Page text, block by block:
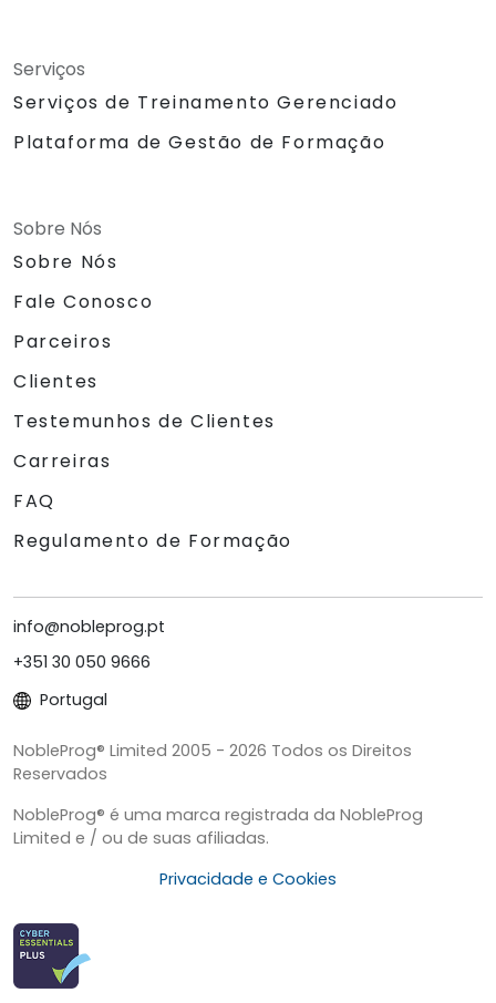
Serviços
Serviços de Treinamento Gerenciado
Plataforma de Gestão de Formação
Sobre Nós
Sobre Nós
Fale Conosco
Parceiros
Clientes
Testemunhos de Clientes
Carreiras
FAQ
Regulamento de Formação
info@nobleprog.pt
+351 30 050 9666
Portugal
NobleProg® Limited 2005 - 2026 Todos os Direitos
Reservados
NobleProg® é uma marca registrada da NobleProg
Limited e / ou de suas afiliadas.
Privacidade e Cookies